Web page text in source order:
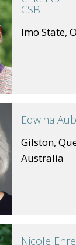
CSB
Imo State,
Edwina
Gilston,
Australia
Nicole